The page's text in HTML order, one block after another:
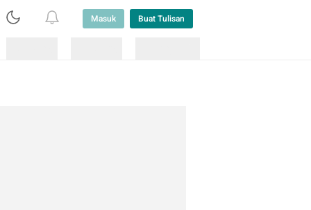
Masuk Buat Tulisan